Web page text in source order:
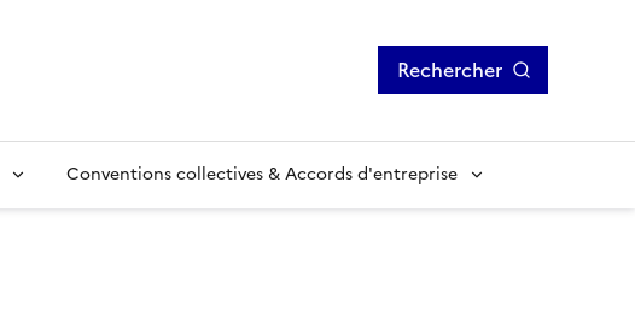
Rechercher
Conventions collectives & Accords d'entreprise